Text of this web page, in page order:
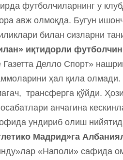
футболчиларнинг у
авж олмоқда. Бугун
билан сизларни
иқтидорли
Газетта Делло Спорт»
ҳал қила
трансферга қўйди.
анчагина
ундириб олиш
Мадрид»га
«Наполи» сафида